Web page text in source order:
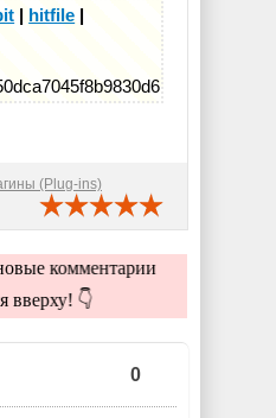
| hitfile |
(Plug-ins)
комментарии
вверху! 👇
0